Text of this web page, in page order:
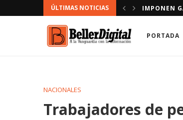
ÚLTIMAS NOTICIAS
VÍA CONTRARIA
PORTADA
NACIONALES
Trabajadores de